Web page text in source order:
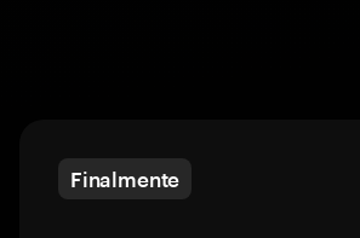
Finalmente